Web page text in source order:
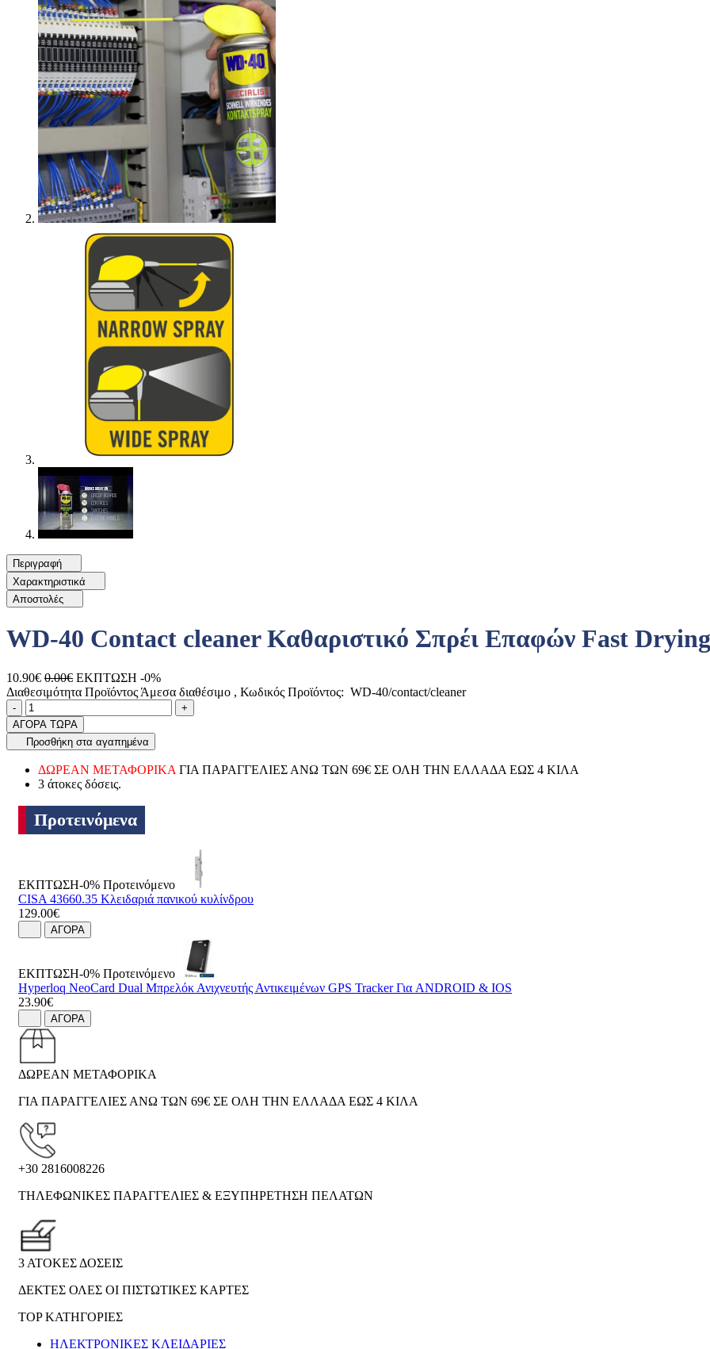
Περιγραφή
Χαρακτηριστικά
Αποστολές
WD-40 Contact cleaner Καθαριστικό Σπρέι Επαφών Fast
10.90€ 0.00€ ΕΚΠΤΩΣΗ -0%
Διαθεσιμότητα Προϊόντος Άμεσα διαθέσιμο , Κωδικός Προϊόντος: WD-40/contact/cleaner
Ποσότητα
-product.increase.quantity +
ΑΓΟΡΑ ΤΩΡΑ
Προσθήκη στα αγαπημένα
ΔΩΡΕΑΝ ΜΕΤΑΦΟΡΙΚΑ ΓΙΑ ΠΑΡΑΓΓΕΛΙΕΣ ΑΝΩ ΤΩΝ 69€ ΣΕ ΟΛΗ ΤΗΝ ΕΛΛΑΔΑ ΕΩΣ 4 ΚΙΛΑ
3 άτοκες δόσεις.
Προτεινόμενα
ΕΚΠΤΩΣΗ-0% Προτεινόμενο
CISA 43660.35 Κλειδαριά πανικού κυλίνδρου
129.00€
ΑΓΟΡΑ
ΕΚΠΤΩΣΗ-0% Προτεινόμενο
Hyperloq NeoCard Dual Μπρελόκ Ανιχνευτής Αντικειμένων GPS Tracker Για ANDROID & IOS
23.90€
ΑΓΟΡΑ
ΔΩΡΕΑΝ ΜΕΤΑΦΟΡΙΚΑ
ΓΙΑ ΠΑΡΑΓΓΕΛΙΕΣ ΑΝΩ ΤΩΝ 69€ ΣΕ ΟΛΗ ΤΗΝ ΕΛΛΑΔΑ ΕΩΣ 4 ΚΙΛΑ
+30 2816008226
ΤΗΛΕΦΩΝΙΚΕΣ ΠΑΡΑΓΓΕΛΙΕΣ & ΕΞΥΠΗΡΕΤΗΣΗ ΠΕΛΑΤΩΝ
3 ΑΤΟΚΕΣ ΔΟΣΕΙΣ
ΔΕΚΤΕΣ ΟΛΕΣ ΟΙ ΠΙΣΤΩΤΙΚΕΣ ΚΑΡΤΕΣ
TOP ΚΑΤΗΓΟΡΙΕΣ
ΗΛΕΚΤΡΟΝΙΚΈΣ ΚΛΕΙΔΑΡΙΈΣ